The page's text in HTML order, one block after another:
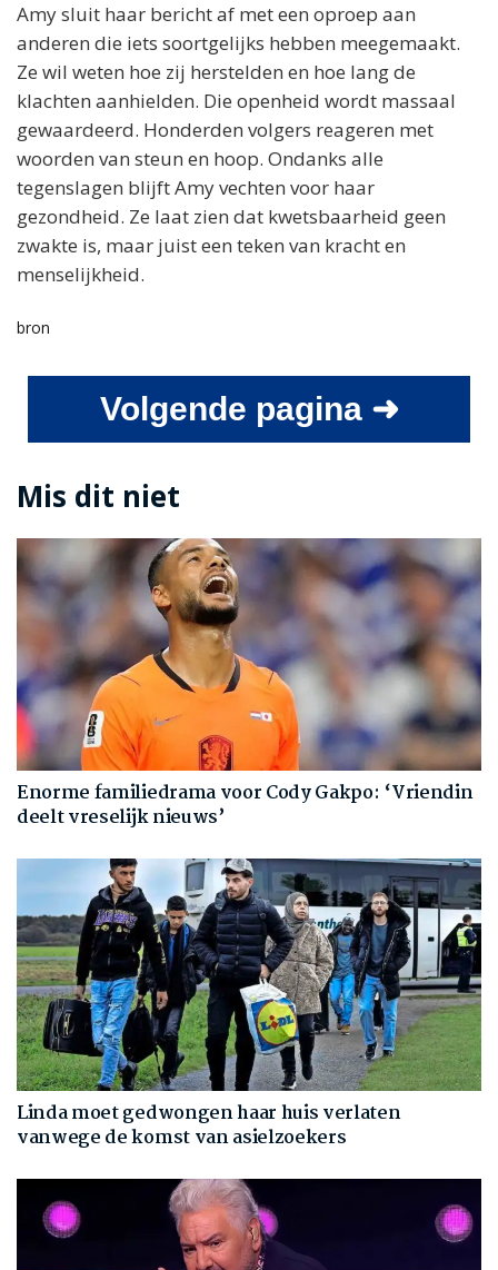
Amy sluit haar bericht af met een oproep aan
anderen die iets soortgelijks hebben meegemaakt.
Ze wil weten hoe zij herstelden en hoe lang de
klachten aanhielden. Die openheid wordt massaal
gewaardeerd. Honderden volgers reageren met
woorden van steun en hoop. Ondanks alle
tegenslagen blijft Amy vechten voor haar
gezondheid. Ze laat zien dat kwetsbaarheid geen
zwakte is, maar juist een teken van kracht en
menselijkheid.
bron
Volgende pagina ➜
Mis dit niet
Enorme familiedrama voor Cody Gakpo: ‘Vriendin
deelt vreselijk nieuws’
Linda moet gedwongen haar huis verlaten
vanwege de komst van asielzoekers